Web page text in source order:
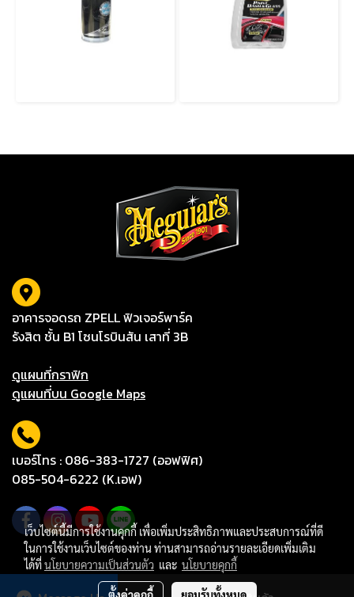
อาคารจอดรถ ZPELL ฟิวเจอร์พาร์ค
รังสิต ชั้น B1 โซนโรบินสัน เสาที่ 3B
ดูแผนที่กราฟิก
ดูแผนที่บน Google Maps
เบอร์โทร : 086-383-1727 (ออฟฟิศ)
085-504-6222 (K.เอฟ)
© Copyright 2021 All Rights Reserved.
เว็บไซต์นี้มีการใช้งานคุกกี้ เพื่อเพิ่มประสิทธิภาพและประสบการณ์ที่ดี
ในการใช้งานเว็บไซต์ของท่าน ท่านสามารถอ่านรายละเอียดเพิ่มเติม
ได้ที่นโยบายความเป็นส่วนตัว และ นโยบายคุกกี้